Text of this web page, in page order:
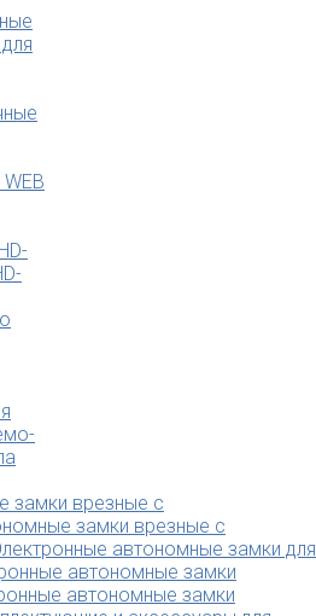
замки врезные с
замки врезные с
автономные замки для
автономные замки
автономные замки